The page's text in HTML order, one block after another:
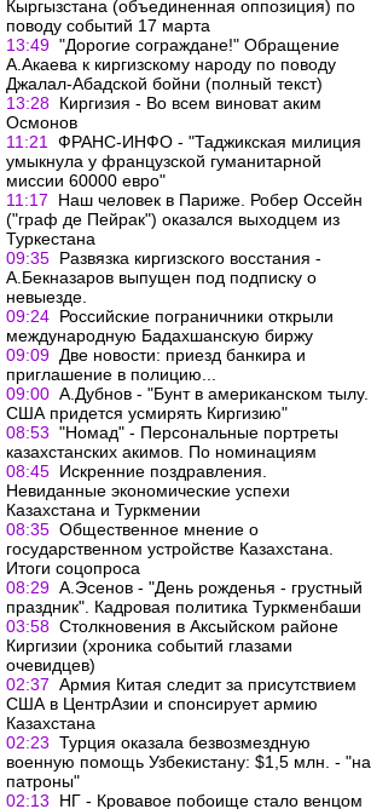
Кыргызстана (объединенная оппозиция) по
поводу событий 17 марта
13:49 "Дорогие сограждане!" Обращение
А.Акаева к киргизскому народу по поводу
Джалал-Абадской бойни (полный текст)
13:28 Киргизия - Во всем виноват аким
Осмонов
11:21
ФРАНС-ИНФО - "Таджикская милиция
умыкнула у французской гуманитарной
миссии 60000 евро"
11:17
Наш человек в Париже. Робер Оссейн
("граф де Пейрак") оказался выходцем из
Туркестана
09:35 Развязка киргизского восстания -
А.Бекназаров выпущен под подписку о
невыезде.
09:24 Российские пограничники открыли
международную Бадахшанскую биржу
09:09 Две новости: приезд банкира и
приглашение в полицию...
09:00 А.Дубнов - "Бунт в американском тылу.
США придется усмирять Киргизию"
08:53 "Номад" - Персональные портреты
казахстанских акимов. По номинациям
08:45 Искренние поздравления.
Невиданные экономические успехи
Казахстана и Туркмении
08:35 Общественное мнение о
государственном устройстве Казахстана.
Итоги соцопроса
08:29 А.Эсенов - "День рожденья - грустный
праздник". Кадровая политика Туркменбаши
03:58 Столкновения в Аксыйском районе
Киргизии (хроника событий глазами
очевидцев)
02:37 Армия Китая следит за присутствием
США в ЦентрАзии и спонсирует армию
Казахстана
02:23 Турция оказала безвозмездную
военную помощь Узбекистану: $1,5 млн. - "на
патроны"
02:13
НГ - Кровавое побоище стало венцом